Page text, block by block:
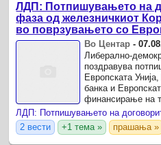
ЛДП: Потпишувањето на
фаза од железничкиот
во поврзувањето со
Во Центар -
Либерално-
поздравува
Европската
банка и
финансирање на
Коридор 8.
2 вести
+1 тема » прашања »